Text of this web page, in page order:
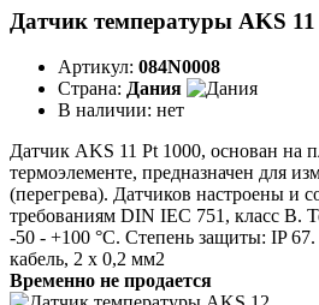
Датчик температуры AKS
Артикул: 084N0008
Страна: Дания
В наличии: нет
Датчик AKS 11 Pt 1000, основан на
термоэлементе, предназначен для
(перегрева). Датчиков настроены и
требованиям DIN IEC 751, класс В.
-50 - +100 °C. Степень защиты: IP
кабель, 2 х 0,2 мм2
Временно не продается